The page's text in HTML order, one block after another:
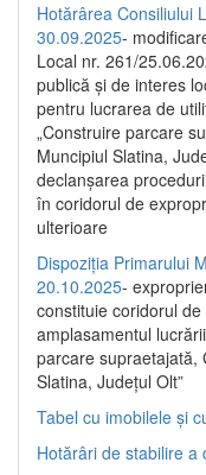
Hotărârea Consiliului
30.09.2025-
Local nr. 261/
publică şi de interes
pentru lucrarea de
„Construire parcare
Muncipiul Slatina,
declanşarea
în coridorul de
ulterioare
Dispoziția Primarului
20.10.2025-
constituie coridorul
amplasamentul
parcare supraetajată,
Slatina, Județul Olt”
Tabel cu imobilele și
Hotărâri de stabilire a